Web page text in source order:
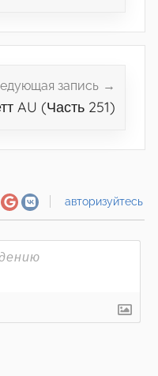
запись
AU (Часть 251)
авторизуйтесь